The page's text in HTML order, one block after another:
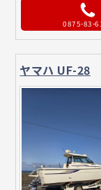
0875-83-
ヤマハ UF-28